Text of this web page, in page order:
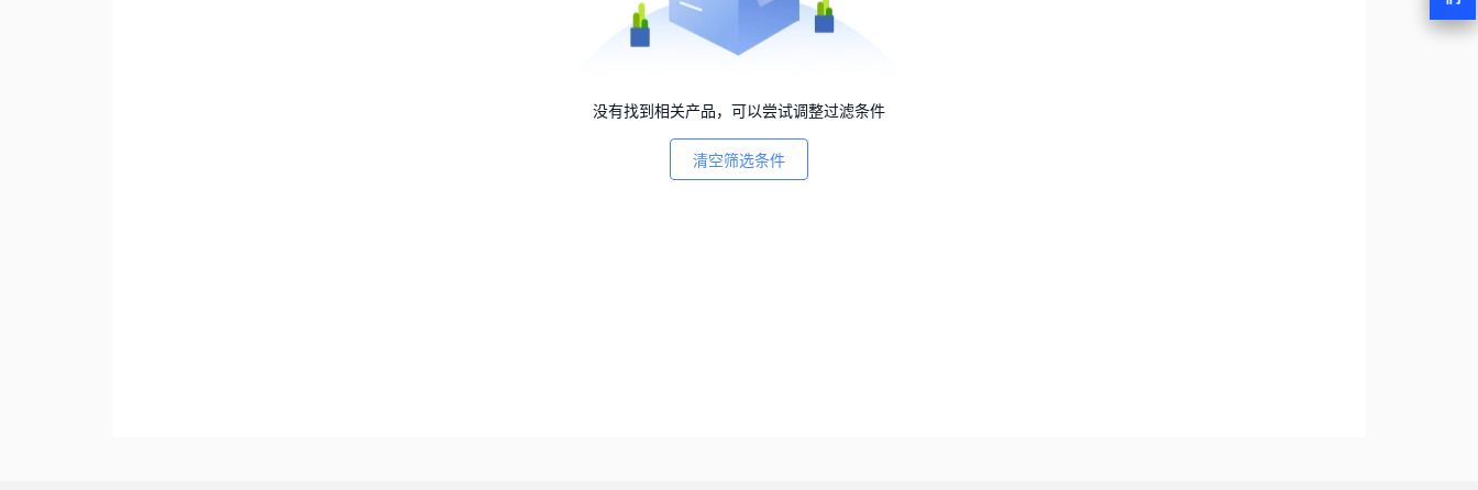
没有找到相关产品，可以尝试调整过滤条件
清空筛选条件